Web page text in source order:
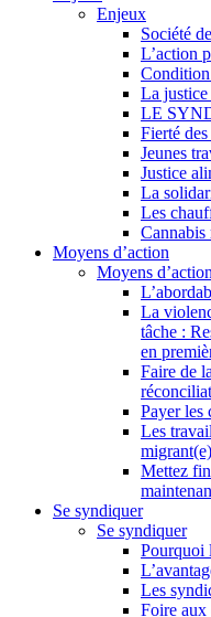
Enjeux
Société
L’action
Condition
La justice
LE
Fierté
Jeunes
Justice
La
Les
Cannabis
Moyens d’action
Moyens d’action
La
tâche :
en
Faire de
Payer les
Les
Mettez
Se syndiquer
Se syndiquer
Pourquoi
Les
Foire aux